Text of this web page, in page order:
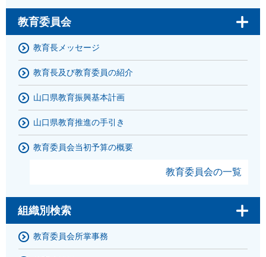
教育委員会
教育長メッセージ
教育長及び教育委員の紹介
山口県教育振興基本計画
山口県教育推進の手引き
教育委員会当初予算の概要
教育委員会の一覧
組織別検索
教育委員会所掌事務